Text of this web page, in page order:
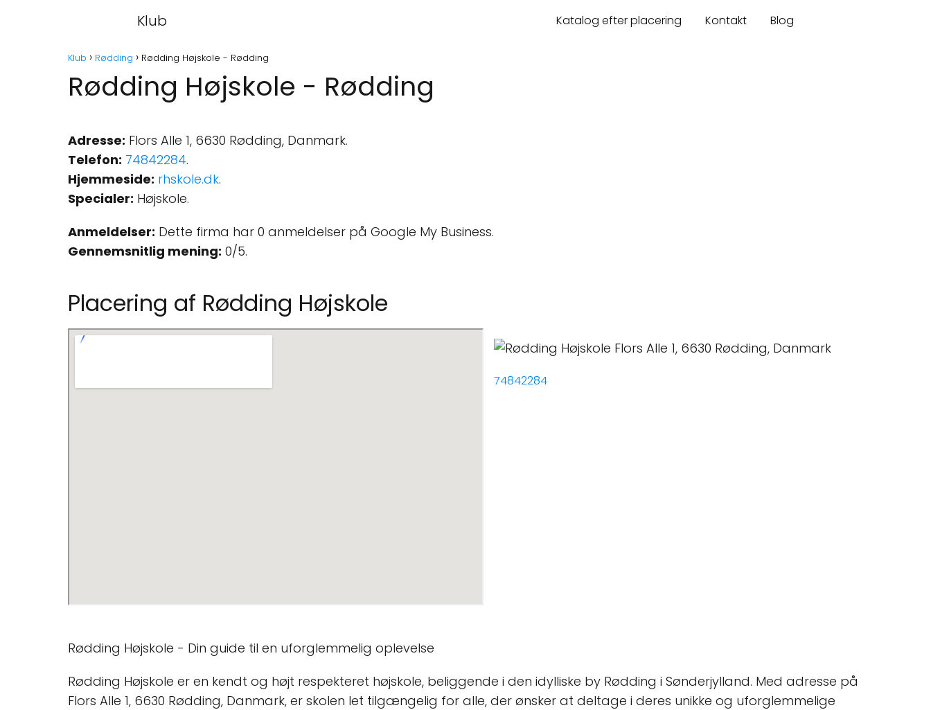
Klub Katalog efter placering Kontakt Blog
Klub Rødding Rødding Højskole - Rødding
Rødding Højskole - Rødding
Adresse: Flors Alle 1, 6630 Rødding, Danmark.
Telefon: 74842284.
Hjemmeside: rhskole.dk.
Specialer: Højskole.
Anmeldelser: Dette firma har 0 anmeldelser på Google My Business.
Gennemsnitlig mening: 0/5.
Placering af Rødding Højskole
74842284
Rødding Højskole - Din guide til en uforglemmelig oplevelse
Rødding Højskole er en kendt og højt respekteret højskole, beliggende i den idylliske by Rødding i Sønderjylland. Med adresse på
Flors Alle 1, 6630 Rødding, Danmark, er skolen let tilgængelig for alle, der ønsker at deltage i deres unikke og uforglemmelige